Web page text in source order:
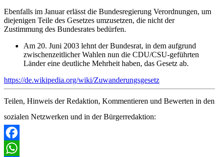
Ebenfalls im Januar erlässt die Bundesregierung Verordnungen, um
diejenigen Teile des Gesetzes umzusetzen, die nicht der
Zustimmung des Bundesrates bedürfen.
Am 20. Juni 2003 lehnt der Bundesrat, in dem aufgrund
zwischenzeitlicher Wahlen nun die CDU/CSU-geführten
Länder eine deutliche Mehrheit haben, das Gesetz ab.
https://de.wikipedia.org/wiki/Zuwanderungsgesetz
Teilen, Hinweis der Redaktion, Kommentieren und Bewerten in den
sozialen Netzwerken und in der Bürgerredaktion:
Facebook